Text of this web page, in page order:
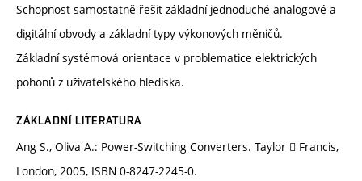
Schopnost samostatně řešit základní jednoduché analogové a
digitální obvody a základní typy výkonových měničů.
Základní systémová orientace v problematice elektrických
pohonů z uživatelského hlediska.
ZÁKLADNÍ LITERATURA
Ang S., Oliva A.: Power-Switching Converters. Taylor  Francis,
London, 2005, ISBN 0-8247-2245-0.